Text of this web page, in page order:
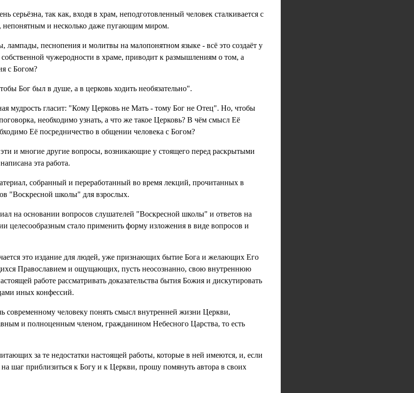
серьёзна, так как, входя в храм, неподготовленный человек сталкивается с
непонятным и несколько даже пугающим миром.
песнопения и молитвы на малопонятном языке - всё это создаёт у
чужеродности в храме, приводит к размышлениям о том, а
с Богом?
Бог был в душе, а в церковь ходить необязательно".
мудрость гласит: "Кому Церковь не Мать - тому Бог не Отец". Но, чтобы
необходимо узнать, а что же такое Церковь? В чём смысл Её
Её посредничество в общении человека с Богом?
и многие другие вопросы, возникающие у стоящего перед раскрытыми
эта работа.
собранный и переработанный во время лекций, прочитанных в
"Воскресной школы" для взрослых.
на основании вопросов слушателей "Воскресной школы" и ответов на
целесообразным стало применить форму изложения в виде вопросов и
это издание для людей, уже признающих бытие Бога и желающих Его
Православием и ощущающих, пусть неосознанно, свою внутреннюю
работе рассматривать доказательства бытия Божия и дискутировать
иных конфессий.
современному человеку понять смысл внутренней жизни Церкви,
и полноценным членом, гражданином Небесного Царства, то есть
за те недостатки настоящей работы, которые в ней имеются, и, если
шаг приблизиться к Богу и к Церкви, прошу помянуть автора в своих